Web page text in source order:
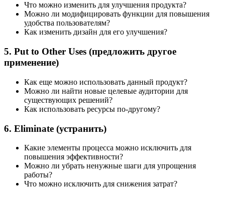
Что можно изменить для улучшения продукта?
Можно ли модифицировать функции для повышения
удобства пользователям?
Как изменить дизайн для его улучшения?
5. Put to Other Uses (предложить другое
применение)
Как еще можно использовать данный продукт?
Можно ли найти новые целевые аудитории для
существующих решений?
Как использовать ресурсы по-другому?
6. Eliminate (устранить)
Какие элементы процесса можно исключить для
повышения эффективности?
Можно ли убрать ненужные шаги для упрощения
работы?
Что можно исключить для снижения затрат?